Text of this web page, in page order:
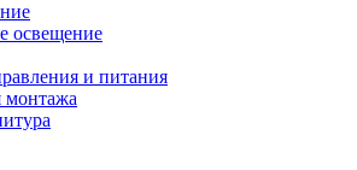
освещение
и питания
монтажа